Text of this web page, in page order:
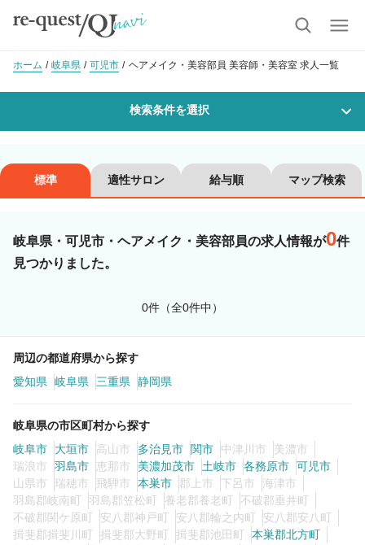
ホーム 岐阜県 可児市 ヘアメイク・美容部員 美容師・美容室 求人一覧
検索条件を選択
沿線・駅を選択 市区町村を選択
可児市
美容師スタイリスト
カラーリスト
ヘアメイク・美容部員
ネイリスト エステティシャン
講師・インストラクター 営業・販売スタッフ・その他
雇用形態
標準 適性サロン 給与順 マップ検索
岐阜県・可児市・ヘアメイク・美容部員の求人情報が0件
見つかりました。
0件（全0件中）
周辺の都道府県から探す
愛知県
岐阜県 三重県 静岡県
岐阜県の市区町村から探す
岐阜市
大垣市 高山市 多治見市 関市 中津川市
美濃市
瑞浪市
羽島市 恵那市 美濃加茂市 土岐市 各務原市 可児市
山県市
瑞穂市 飛騨市 本巣市 郡上市 下呂市
海津市
羽島郡岐南町
羽島郡笠松町 養老郡養老町
不破郡垂井町
不破郡関ケ原町
安八郡神戸町 安八郡輪之内町
安八郡安八町
揖斐郡揖斐川町
揖斐郡大野町 揖斐郡池田町
本巣郡北方町